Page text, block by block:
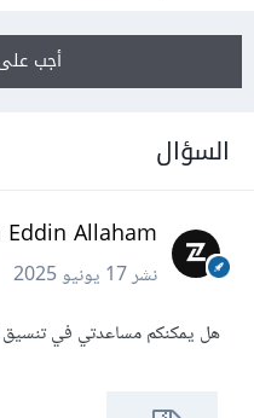
أجب
السؤال
Eddin Allaham
نشر17 يونيو 2025
هل يمكنكم مساعدتي في تنسيق